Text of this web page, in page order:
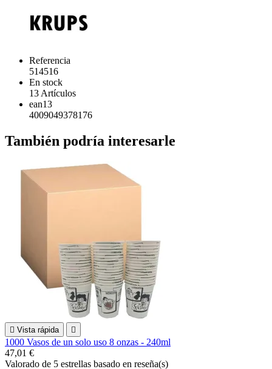
Referencia
514516
En stock
13 Artículos
ean13
4009049378176
También podría interesarle
 Vista rápida 
1000 Vasos de un solo uso 8 onzas - 240ml
47,01 €
Valorado de 5 estrellas basado en reseña(s)